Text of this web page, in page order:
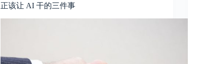
正该让 AI 干的三件事